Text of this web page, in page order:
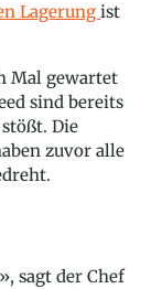
Lagerung ist
Mal gewartet
sind bereits
Die
zuvor alle
sagt der Chef